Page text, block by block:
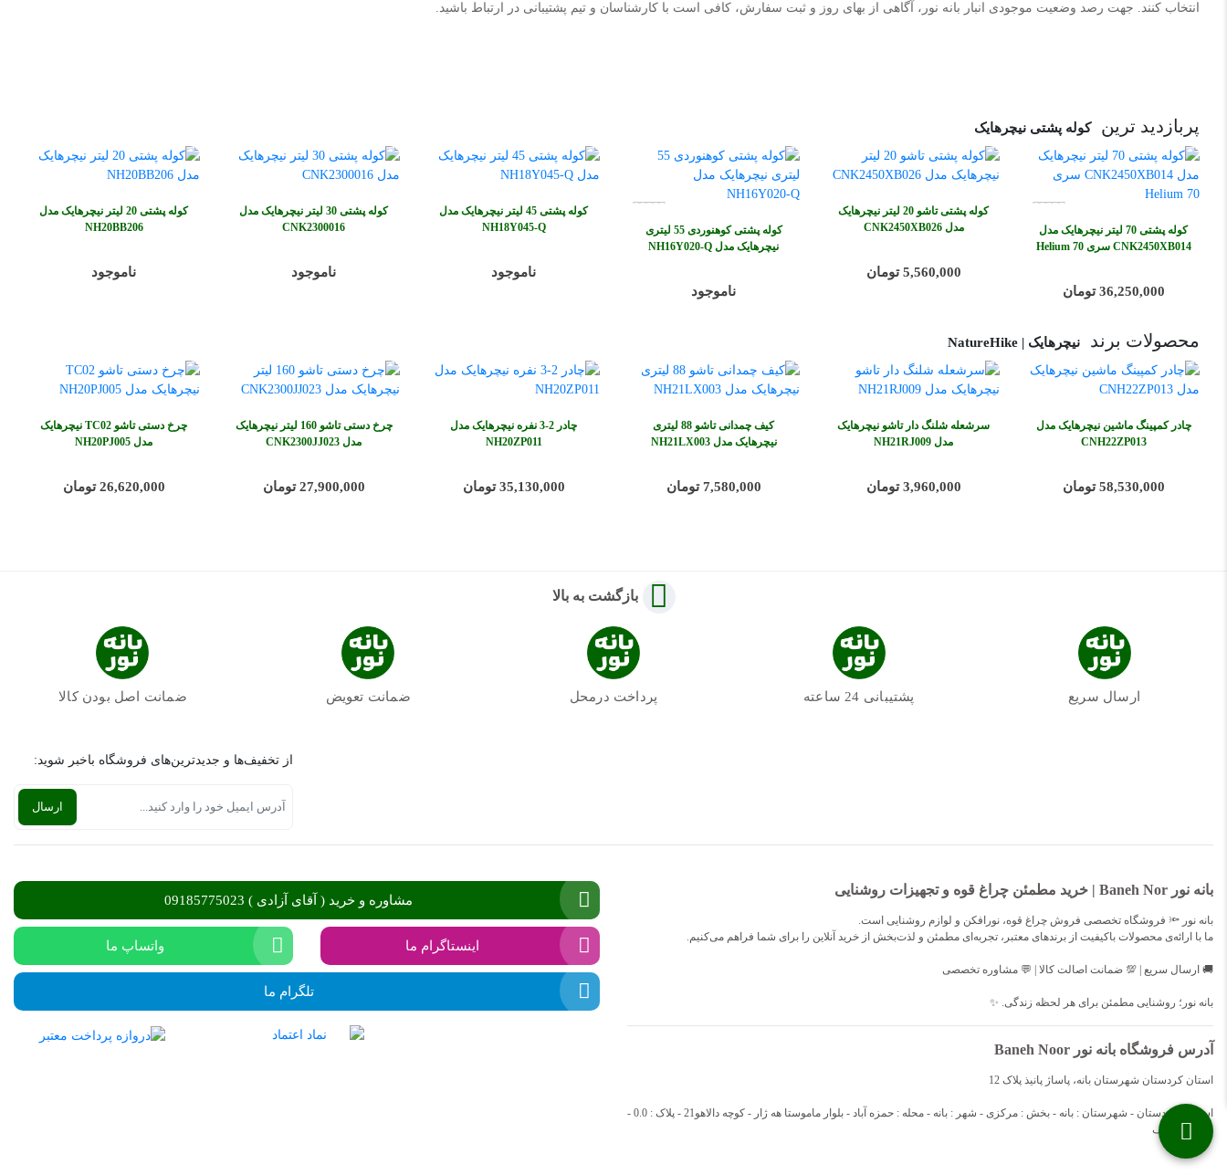
انتخاب کنند. جهت رصد وضعیت موجودی انبار بانه نور، آگاهی از بهای روز و ثبت سفارش، کافی است با کارشناسان و تیم پشتیبانی در ارتباط باشید.
پربازدید ترین کوله پشتی نیچرهایک
کوله پشتی 70 لیتر نیچرهایک مدل
CNK2450XB014 سری Helium 70
36,250,000 تومان
کوله پشتی تاشو 20 لیتر نیچرهایک
مدل CNK2450XB026
5,560,000 تومان
کوله پشتی کوهنوردی 55 لیتری
نیچرهایک مدل NH16Y020-Q
ناموجود
کوله پشتی 45 لیتر نیچرهایک مدل
NH18Y045-Q
ناموجود
کوله پشتی 30 لیتر نیچرهایک مدل
CNK2300016
ناموجود
کوله پشتی 20 لیتر نیچرهایک مدل
NH20BB206
ناموجود
محصولات برند نیچرهایک | NatureHike
چادر کمپینگ ماشین نیچرهایک مدل
CNH22ZP013
58,530,000 تومان
سرشعله شلنگ دار تاشو نیچرهایک
مدل NH21RJ009
3,960,000 تومان
کیف چمدانی تاشو 88 لیتری
نیچرهایک مدل NH21LX003
7,580,000 تومان
چادر 2-3 نفره نیچرهایک مدل
NH20ZP011
35,130,000 تومان
چرخ دستی تاشو 160 لیتر نیچرهایک
مدل CNK2300JJ023
27,900,000 تومان
چرخ دستی تاشو TC02 نیچرهایک
مدل NH20PJ005
26,620,000 تومان
بازگشت به بالا
ارسال سریع پشتیبانی 24 ساعته پرداخت درمحل ضمانت تعویض ضمانت اصل بودن کالا
از تخفیف‌ها و جدیدترین‌های فروشگاه باخبر شوید:
بانه نور Baneh Nor | خرید مطمئن چراغ قوه و تجهیزات روشنایی
بانه نور 🔦 فروشگاه تخصصی فروش چراغ قوه، نورافکن و لوازم روشنایی است.
ما با ارائه‌ی محصولات باکیفیت از برندهای معتبر، تجربه‌ای مطمئن و لذت‌بخش از خرید آنلاین را برای شما فراهم می‌کنیم.
🚚 ارسال سریع | 💯 ضمانت اصالت کالا | 💬 مشاوره تخصصی
بانه نور؛ روشنایی مطمئن برای هر لحظه زندگی. ✨
آدرس فروشگاه بانه نور Baneh Noor
استان کردستان شهرستان بانه، پاساژ پانیذ پلاک 12
استان : کردستان - شهرستان : بانه - بخش : مرکزی - شهر : بانه - محله : حمزه آباد - بلوار ماموستا هه ژار - کوچه دالاهو21 - پلاک : 0.0 -
طبقه : همکف
مشاوره و خرید ( آقای آزادی ) 09185775023
اینستاگرام ما واتساپ ما
تلگرام ما